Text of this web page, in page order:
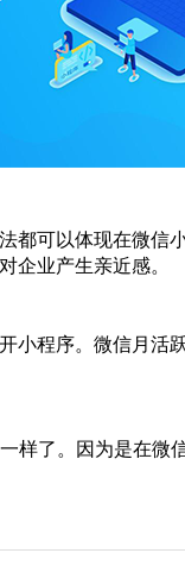
可以体现在微信
业产生亲近感。
程序。微信月活
样了。因为是在微